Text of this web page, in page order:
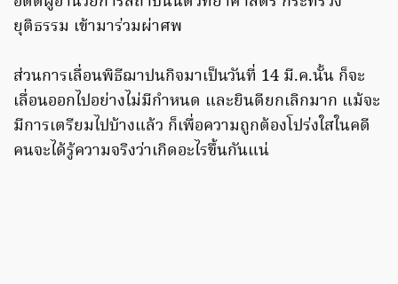
ยุติธรรม เข้ามาร่วมผ่าศพ
ส่วนการเลื่อนพิธีฌาปนกิจมาเป็นวันที่ 14 มี.ค.นั้น ก็จะ
เลื่อนออกไปอย่างไม่มีกำหนด และยินดียกเลิกมาก แม้จะ
มีการเตรียมไปบ้างแล้ว ก็เพื่อความถูกต้องโปร่งใสในคดี
คนจะได้รู้ความจริงว่าเกิดอะไรขึ้นกันแน่